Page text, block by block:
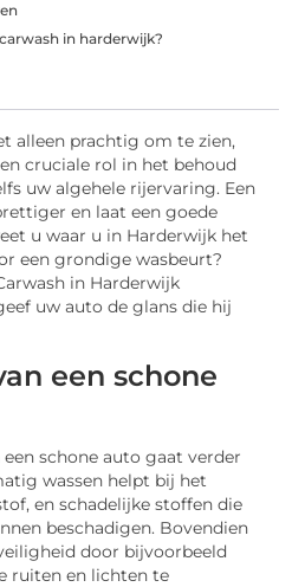
in harderwijk?
alleen prachtig om te zien,
cruciale rol in het behoud
uw algehele rijervaring. Een
en laat een goede
u waar u in Harderwijk het
een grondige wasbeurt?
in Harderwijk
uw auto de glans die hij
een schone
schone auto gaat verder
wassen helpt bij het
en schadelijke stoffen die
beschadigen. Bovendien
door bijvoorbeeld
ruiten en lichten te